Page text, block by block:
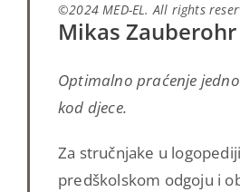
©2024 MED-EL. All rights
Mikas Zauberohr
Optimalno praćenje
kod djece.
Za stručnjake u
predškolskom odgoju i